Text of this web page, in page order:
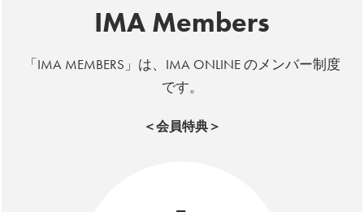
IMA Members
「IMA MEMBERS」は、IMA ONLINE のメンバー制度
です。
＜会員特典＞